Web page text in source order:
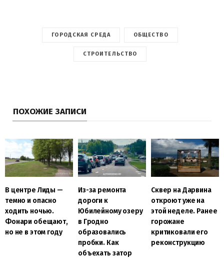
ГОРОДСКАЯ СРЕДА ОБЩЕСТВО
СТРОИТЕЛЬСТВО
ПОХОЖИЕ ЗАПИСИ
В центре Лиды —
темно и опасно
ходить ночью.
Фонари обещают,
но не в этом году
Из-за ремонта
дороги к
Юбилейному озеру
в Гродно
образовались
пробки. Как
объехать затор
Сквер на Дарвина
откроют уже на
этой неделе. Ранее
горожане
критиковали его
реконструкцию